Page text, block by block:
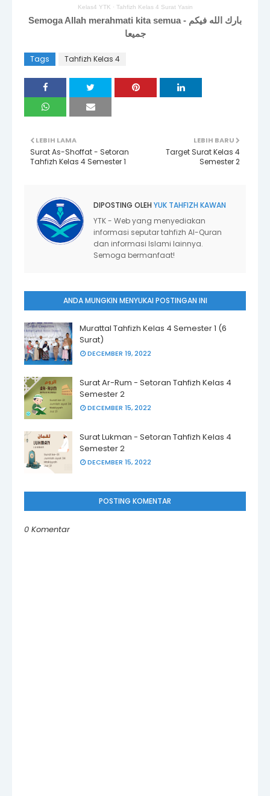
Kelas4 YTK · Tahfizh Kelas 4 Surat Yasin
Semoga Allah merahmati kita semua - بارك الله فيكم
جميعا
Tags Tahfizh Kelas 4
LEBIH BARU
Target Surat Kelas 4
Semester 2
LEBIH LAMA
Surat As-Shoffat - Setoran
Tahfizh Kelas 4 Semester 1
DIPOSTING OLEH YUK TAHFIZH KAWAN
YTK - Web yang menyediakan
informasi seputar tahfizh Al-Quran
dan informasi Islami lainnya.
Semoga bermanfaat!
ANDA MUNGKIN MENYUKAI POSTINGAN INI
Murattal Tahfizh Kelas 4 Semester 1 (6
Surat)
DECEMBER 19, 2022
Surat Ar-Rum - Setoran Tahfizh Kelas 4
Semester 2
DECEMBER 15, 2022
Surat Lukman - Setoran Tahfizh Kelas 4
Semester 2
DECEMBER 15, 2022
POSTING KOMENTAR
0 Komentar